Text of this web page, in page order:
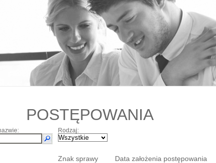
POSTĘPOWANIA
Rodzaj:
Znak sprawy Data założenia postępowania